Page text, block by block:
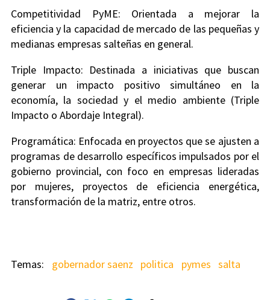
Competitividad PyME: Orientada a mejorar la
eficiencia y la capacidad de mercado de las pequeñas y
medianas empresas salteñas en general.
Triple Impacto: Destinada a iniciativas que buscan
generar un impacto positivo simultáneo en la
economía, la sociedad y el medio ambiente (Triple
Impacto o Abordaje Integral).
Programática: Enfocada en proyectos que se ajusten a
programas de desarrollo específicos impulsados por el
gobierno provincial, con foco en empresas lideradas
por mujeres, proyectos de eficiencia energética,
transformación de la matriz, entre otros.
gobernador saenz politica pymes salta